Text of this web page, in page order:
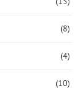
(8)
(4)
(10)